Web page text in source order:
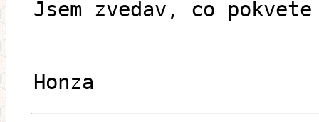
Jsem zvedav, co
Honza